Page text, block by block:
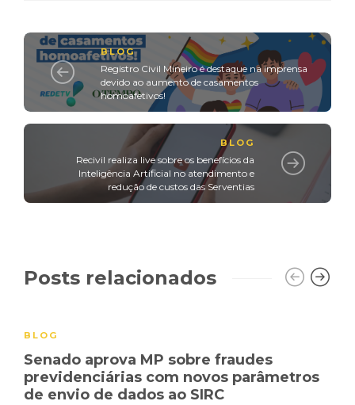
BLOG
Registro Civil Mineiro é destaque na imprensa
devido ao aumento de casamentos
homoafetivos!
BLOG
Recivil realiza live sobre os benefícios da
Inteligência Artificial no atendimento e
redução de custos das Serventias
Posts relacionados
BLOG
Senado aprova MP sobre fraudes
previdenciárias com novos parâmetros
de envio de dados ao SIRC